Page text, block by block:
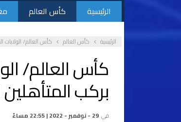
الرئيسية كأس العالم
الرئيسية كأس العالم كأس العالم/ الولايات المتحدة
كأس العالم/
بركب المتأهلين لدور الـ16
في 29 - نوفمبر - 2022 | 22:55 مساءً